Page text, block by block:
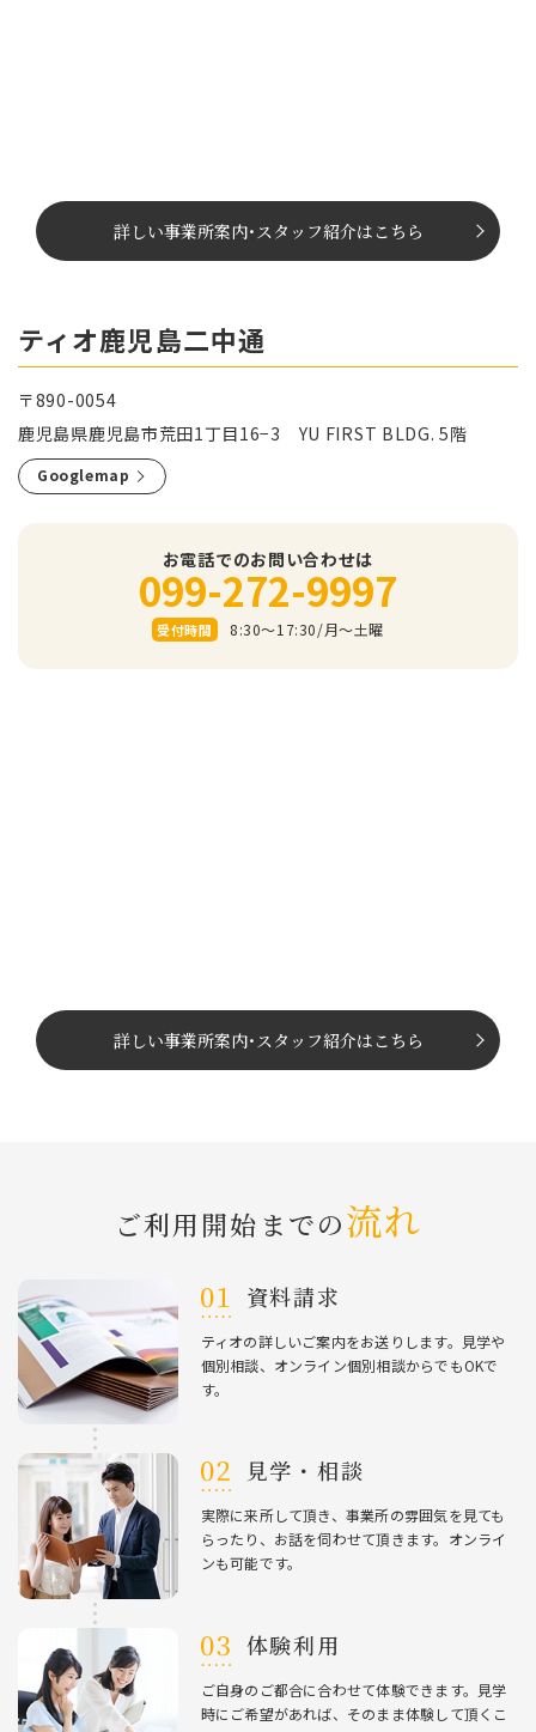
詳しい事業所案内･スタッフ紹介はこちら
ティオ鹿児島二中通
〒890-0054
鹿児島県鹿児島市荒田1丁目16−3 YU FIRST BLDG. 5階
Googlemap
お電話でのお問い合わせは
099-272-9997
受付時間 8:30～17:30/⽉〜⼟曜
詳しい事業所案内･ スタッフ紹介はこちら
ご利⽤開始までの流れ
資料請求
ティオの詳しいご案内をお送りします。⾒学や
個別相談、オンライン個別相談からでもOKで
す。
⾒学・相談
実際に来所して頂き、事業所の雰囲気を⾒ても
らったり、お話を伺わせて頂きます。オンライ
ンも可能です。
体験利⽤
ご⾃⾝のご都合に合わせて体験できます。⾒学
時にご希望があれば、そのまま体験して頂くこ